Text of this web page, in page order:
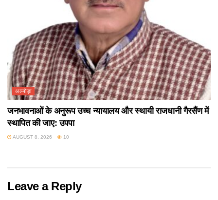
अल्मोड़ा
जनभावनाओं के अनुरूप उच्च न्यायालय और स्थायी राजधानी गैरसैंण में
स्थापित की जाए: उपपा
AUGUST 8, 2026 10
Leave a Reply